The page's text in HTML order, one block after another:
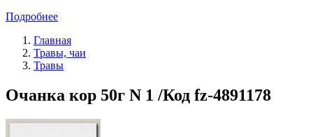
Подробнее
Главная
Травы, чаи
Травы
Очанка кор 50г N 1 /Код fz-4891178